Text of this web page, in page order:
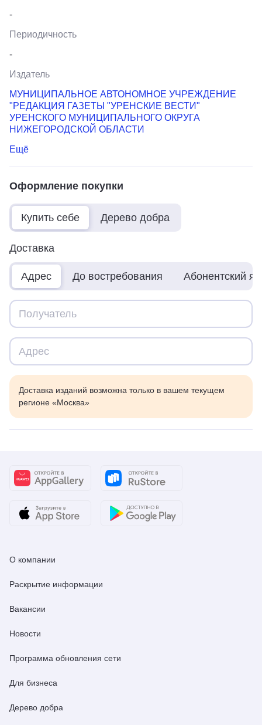
-
Периодичность
-
Издатель
МУНИЦИПАЛЬНОЕ АВТОНОМНОЕ УЧРЕЖДЕНИЕ
"РЕДАКЦИЯ ГАЗЕТЫ "УРЕНСКИЕ ВЕСТИ"
УРЕНСКОГО МУНИЦИПАЛЬНОГО ОКРУГА
НИЖЕГОРОДСКОЙ ОБЛАСТИ
Ещё
Оформление покупки
Купить себе Дерево добра
Доставка
Адрес До востребования Абонентский
Доставка изданий возможна только в вашем текущем
регионе «Москва»
О компании
Раскрытие информации
Вакансии
Новости
Программа обновления сети
Для бизнеса
Дерево добра